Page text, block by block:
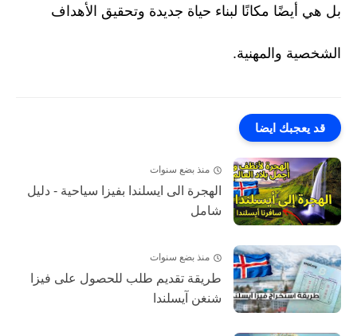
بل هي أيضًا مكانًا لبناء حياة جديدة وتحقيق الأهداف
الشخصية والمهنية.
قد يعجبك ايضا
منذ بضع سنوات
الهجرة الى ايسلندا بفيزا سياحية - دليل
شامل
منذ بضع سنوات
طريقة تقديم طلب للحصول على فيزا
شنغن آيسلندا